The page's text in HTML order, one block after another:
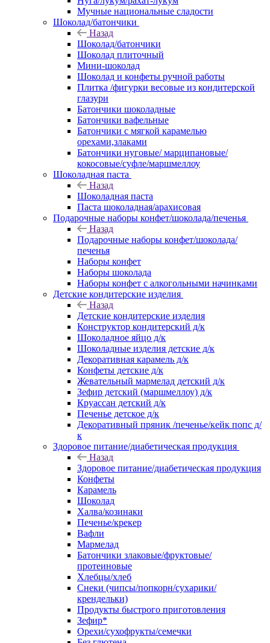
Мучные национальные сладости
Шоколад/батончики
Назад
Шоколад/батончики
Шоколад плиточный
Мини-шоколад
Шоколад и конфеты ручной работы
Плитка /фигурки весовые из кондитерской
глазури
Батончики шоколадные
Батончики вафельные
Батончики с мягкой карамелью
орехами,злаками
Батончики нуговые/ марципановые/
кокосовые/суфле/маршмеллоу
Шоколадная паста
Назад
Шоколадная паста
Паста шоколадная/арахисовая
Подарочные наборы конфет/шоколада/печенья
Назад
Подарочные наборы конфет/шоколада/
печенья
Наборы конфет
Наборы шоколада
Наборы конфет с алкогольными начинками
Детские кондитерские изделия
Назад
Детские кондитерские изделия
Конструктор кондитерский д/к
Шоколадное яйцо д/к
Шоколадные изделия детские д/к
Декоративная карамель д/к
Конфеты детские д/к
Жевательный мармелад детский д/к
Зефир детский (маршмеллоу) д/к
Круассан детский д/к
Печенье детское д/к
Декоративный пряник /печенье/кейк попс д/
к
Здоровое питание/диабетическая продукция
Назад
Здоровое питание/диабетическая продукция
Конфеты
Карамель
Шоколад
Халва/козинаки
Печенье/крекер
Вафли
Мармелад
Батончики злаковые/фруктовые/
протеиновые
Хлебцы/хлеб
Снеки (чипсы/попкорн/сухарики/
крендельки)
Продукты быстрого приготовления
Зефир*
Орехи/сухофрукты/семечки